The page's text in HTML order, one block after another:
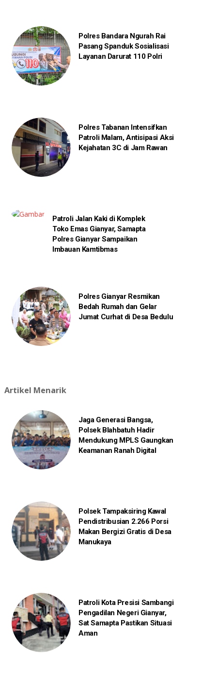
Polres Bandara Ngurah Rai
Pasang Spanduk Sosialisasi
Layanan Darurat 110 Polri
Polres Tabanan Intensifkan
Patroli Malam, Antisipasi Aksi
Kejahatan 3C di Jam Rawan
Patroli Jalan Kaki di Komplek
Toko Emas Gianyar, Samapta
Polres Gianyar Sampaikan
Imbauan Kamtibmas
Polres Gianyar Resmikan
Bedah Rumah dan Gelar
Jumat Curhat di Desa Bedulu
Artikel Menarik
Jaga Generasi Bangsa,
Polsek Blahbatuh Hadir
Mendukung MPLS Gaungkan
Keamanan Ranah Digital
Polsek Tampaksiring Kawal
Pendistribusian 2.266 Porsi
Makan Bergizi Gratis di Desa
Manukaya
Patroli Kota Presisi Sambangi
Pengadilan Negeri Gianyar,
Sat Samapta Pastikan Situasi
Aman